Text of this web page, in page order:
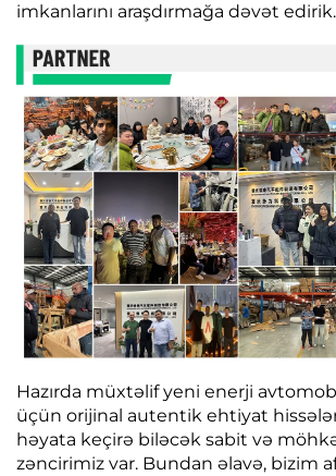
imkanlarını araşdırmağa dəvət edirik.
Hazırda müxtəlif yeni enerji
üçün orijinal autentik ehtiyat
həyata keçirə biləcək sabit və
zəncirimiz var. Bundan əlavə, bizim